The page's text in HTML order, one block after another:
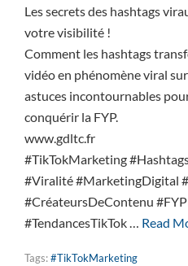
Les secrets des hashtags
votre visibilité !
Comment les hashtags
vidéo en phénomène viral
astuces incontournables
conquérir la FYP.
www.gdltc.fr
#TikTokMarketing
#Viralité #MarketingDigital
#CréateursDeContenu
#TendancesTikTok … Read
Tags:#TikTokMarketing